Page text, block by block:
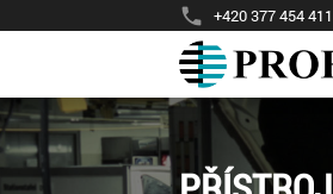
phone +420 377 454 411